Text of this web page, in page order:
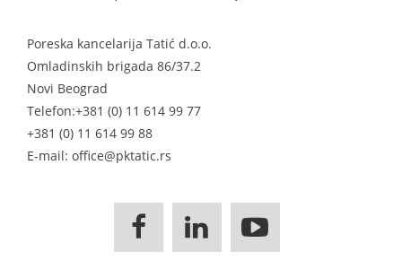
Poreska kancelarija Tatić d.o.o.
Omladinskih brigada 86/37.2
Novi Beograd
Telefon:+381 (0) 11 614 99 77
+381 (0) 11 614 99 88
E-mail: office@pktatic.rs
  